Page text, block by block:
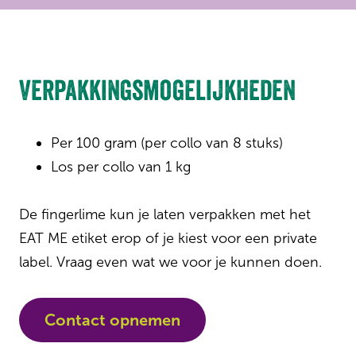
Verpakkingsmogelijkheden
Per 100 gram (per collo van 8 stuks)
Los per collo van 1 kg
De fingerlime kun je laten verpakken met het
EAT ME etiket erop of je kiest voor een private
label. Vraag even wat we voor je kunnen doen.
Contact opnemen